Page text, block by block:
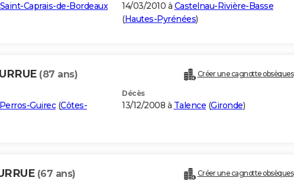
Saint-Caprais-de-Bordeaux
14/03/2010 à Castelnau-Rivière-Basse
(Hautes-Pyrénées)
(87 ans) Créer une cagnotte obsèques
Perros-Guirec(Côtes-
Décès
13/12/2008 à Talence (Gironde)
(67 ans) Créer une cagnotte obsèques